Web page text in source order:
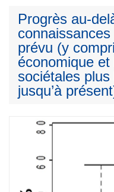
Progrès au-
prévu (y
économique
sociétales
jusqu’à